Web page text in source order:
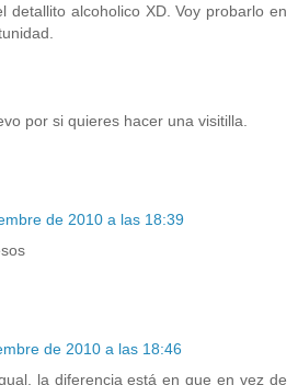
detallito alcoholico XD. Voy probarlo en
por si quieres hacer una visitilla.
de 2010 a las 18:39
de 2010 a las 18:46
la diferencia está en que en vez de